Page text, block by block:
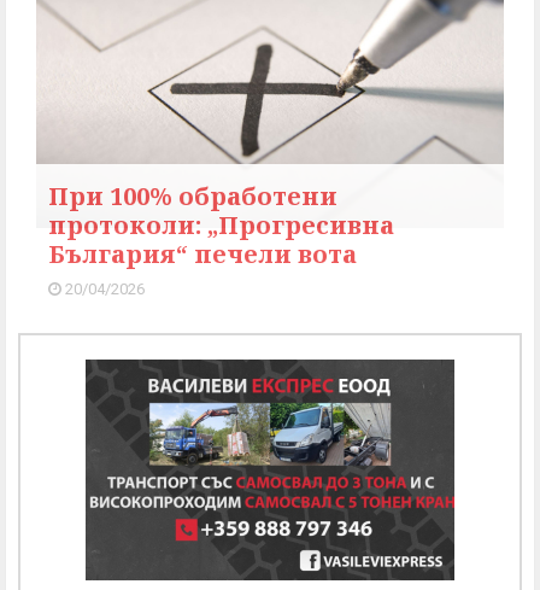
При 100% обработени
протоколи: „Прогресивна
България“ печели вота
20/04/2026